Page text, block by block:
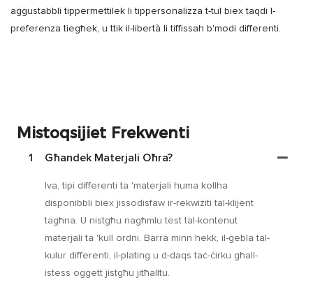
aġġustabbli tippermettilek li tippersonalizza t-tul biex taqdi l-
preferenza tiegħek, u ttik il-libertà li tiffissah b'modi differenti.
Mistoqsijiet Frekwenti
1 Għandek Materjali Oħra?
Iva, tipi differenti ta 'materjali huma kollha
disponibbli biex jissodisfaw ir-rekwiżiti tal-klijent
tagħna. U nistgħu nagħmlu test tal-kontenut
materjali ta 'kull ordni. Barra minn hekk, il-ġebla tal-
kulur differenti, il-plating u d-daqs taċ-ċirku għall-
istess oġġett jistgħu jitħalltu.